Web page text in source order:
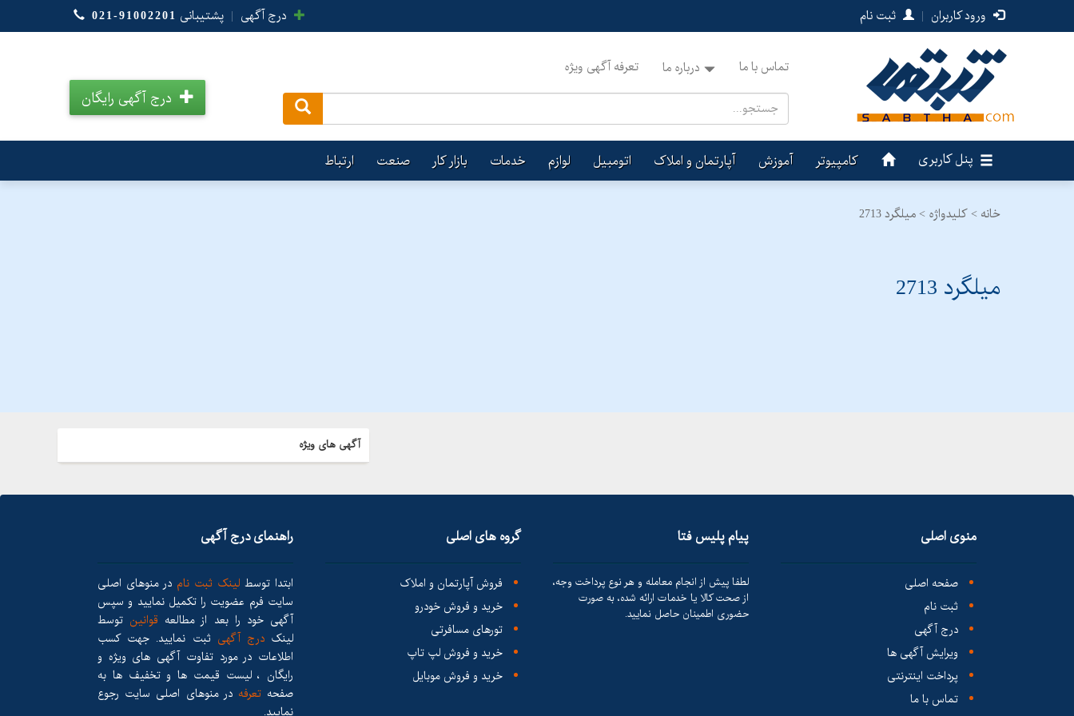
ورود کاربران | ثبت نام درج آگهی | پشتیبانی 021-91002201
تماس با ما درباره ما تعرفه آگهی ویژه
درج آگهی رایگان
پنل کاربری کامپیوتر آموزش آپارتمان و املاک اتومبیل لوازم خدمات بازار کار صنعت ارتباط
خانه > کلیدواژه > میلگرد 2713
میلگرد 2713
آگهی های ویژه
منوی اصلی
صفحه اصلی
ثبت نام
درج آگهی
ویرایش آگهی ها
پرداخت اینترنتی
تماس با ما
پیام پلیس فتا
لطفا پیش از انجام معامله و هر نوع پرداخت وجه،
از صحت کالا یا خدمات ارائه شده، به صورت
حضوری اطمینان حاصل نمایید.
گروه های اصلی
فروش آپارتمان و املاک
خرید و فروش خودرو
تورهای مسافرتی
خرید و فروش لپ تاپ
خرید و فروش موبایل
راهنمای درج آگهی
ابتدا توسط لینک ثبت نام در منوهای اصلی
سایت فرم عضویت را تکمیل نمایید و سپس
آگهی خود را بعد از مطالعه قوانین توسط
لینکدرج آگهی ثبت نمایید. جهت کسب
اطلاعات در مورد تفاوت آگهی های ویژه و
رایگان ، لیست قیمت ها و تخفیف ها به
صفحه تعرفهدر منوهای اصلی سایت رجوع
نمایید.